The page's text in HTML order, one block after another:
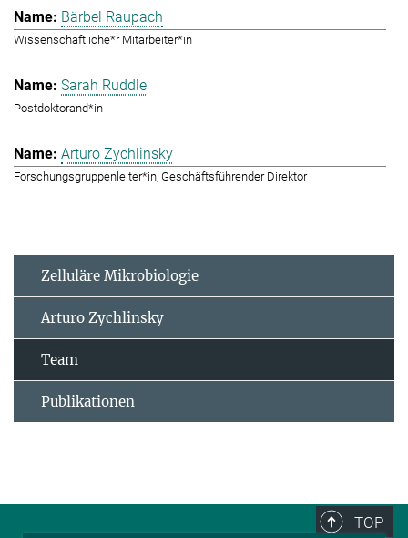
Bärbel Raupach
Wissenschaftliche*r Mitarbeiter*in
Sarah Ruddle
Postdoktorand*in
Arturo Zychlinsky
Forschungsgruppenleiter*in, Geschäftsführender Direktor
Zelluläre Mikrobiologie
Arturo Zychlinsky
Team
Publikationen
TOP